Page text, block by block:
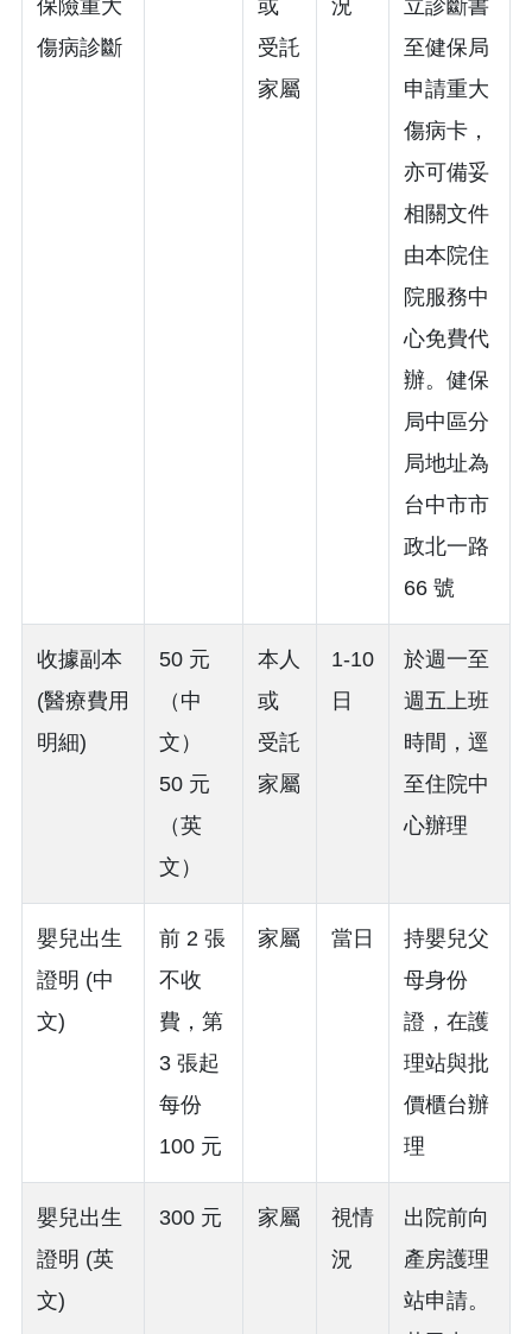
保險重大
傷病診斷
或
受託
家屬
況
立診斷書
至健保局
申請重大
傷病卡，
亦可備妥
相關文件
由本院住
院服務中
心免費代
辦。健保
局中區分
局地址為
台中市市
政北一路
66 號
收據副本
(醫療費用
明細)
50 元
（中
文）
50 元
（英
文）
本人
或
受託
家屬
1-10
日
於週一至
週五上班
時間，逕
至住院中
心辦理
嬰兒出生
證明 (中
文)
前 2 張
不收
費，第
3 張起
每份
100 元
家屬 當日
持嬰兒父
母身份
證，在護
理站與批
價櫃台辦
理
嬰兒出生
證明 (英
文)
300 元 家屬
視情
況
出院前向
產房護理
站申請。